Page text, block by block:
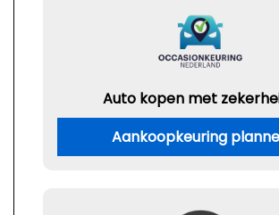
Auto kopen met
Aankoopkeuring